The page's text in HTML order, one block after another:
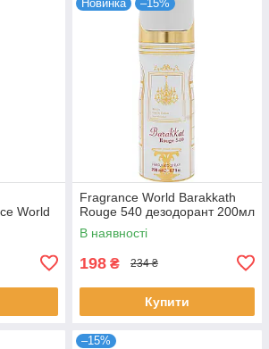
World
Новинка –15%
Fragrance World Barakkath
Rouge 540 дезодорант 200мл
В наявності
198 ₴ 234 ₴
Купити
–15%